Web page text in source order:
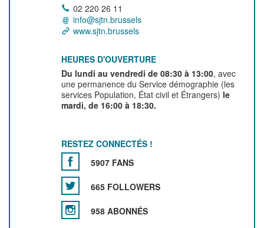
02 220 26 11
info@sjtn.brussels
www.sjtn.brussels
HEURES D'OUVERTURE
Du lundi au vendredi de 08:30 à 13:00, avec
une permanence du Service démographie (les
services Population, État civil et Étrangers) le
mardi, de 16:00 à 18:30.
RESTEZ CONNECTÉS !
5907 FANS
665 FOLLOWERS
958 ABONNÉS